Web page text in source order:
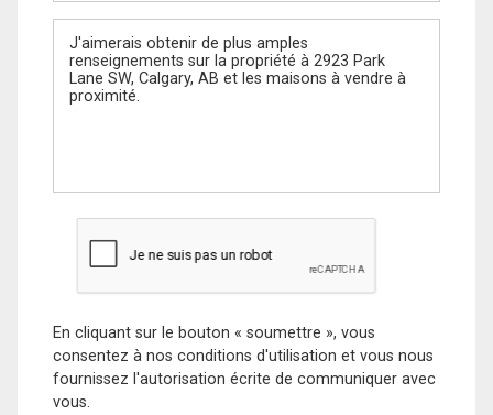
Message
En cliquant sur le bouton « soumettre », vous
consentez à nos conditions d'utilisation et vous nous
fournissez l'autorisation écrite de communiquer avec
vous.